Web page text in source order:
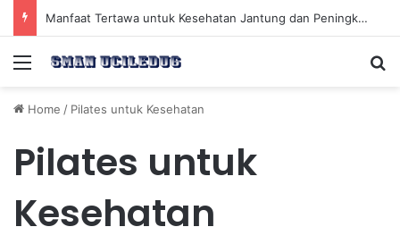
Manfaat Tertawa untuk Kesehatan Jantung dan Peningkatan Ketenangan Mental
Menu
Home / Pilates untuk Kesehatan
Pilates untuk
Kesehatan